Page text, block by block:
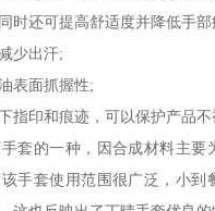
时还可提高舒适度并降低手部
少出汗;
表面抓握性;
指印和痕迹，可以保护产品不
套的一种，因合成材料主要
手套使用范围很广泛，小到